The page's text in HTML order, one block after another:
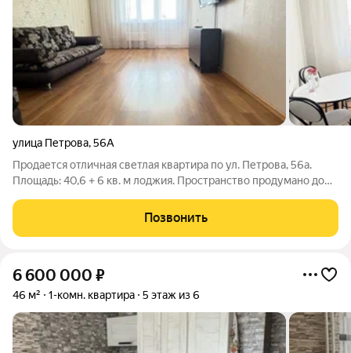
улица Петрова,56А
Продается отличная светлая квартира по ул. Петрова, 56а.
Площадь: 40,6 + 6 кв. м лоджия. Пространство продумано до
«солнечная» с отличным видом. Здесь приятно засыпать и
работать. Состояние: готова
Позвонить
6 600 000 ₽
46 м² 1-комн. квартира 5 этаж из 6